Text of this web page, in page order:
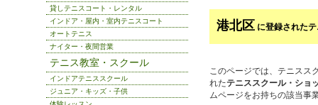
港北区 に登録された
このページでは、テニスス
れたテニススクール・ショ
ムページをお持ちの該当事
貸しテニスコート・レンタル
インドア・屋内・室内テニスコート
オートテニス
ナイター・夜間営業
テニス教室・スクール
インドアテニススクール
ジュニア・キッズ・子供